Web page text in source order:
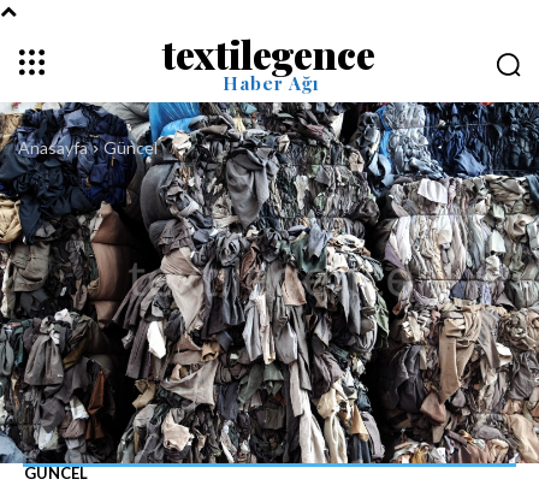
textilegence
Haber Ağı
Anasayfa Güncel
GÜNCEL